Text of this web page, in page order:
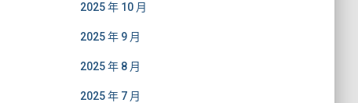
2025 年 10 月
2025 年 9 月
2025 年 8 月
2025 年 7 月